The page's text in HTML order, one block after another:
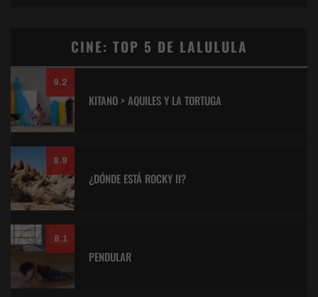
CINE: TOP 5 DE LALULULA
9.2
KITANO > AQUILES Y LA TORTUGA
8.9
¿DÓNDE ESTÁ ROCKY II?
8.1
PENDULAR